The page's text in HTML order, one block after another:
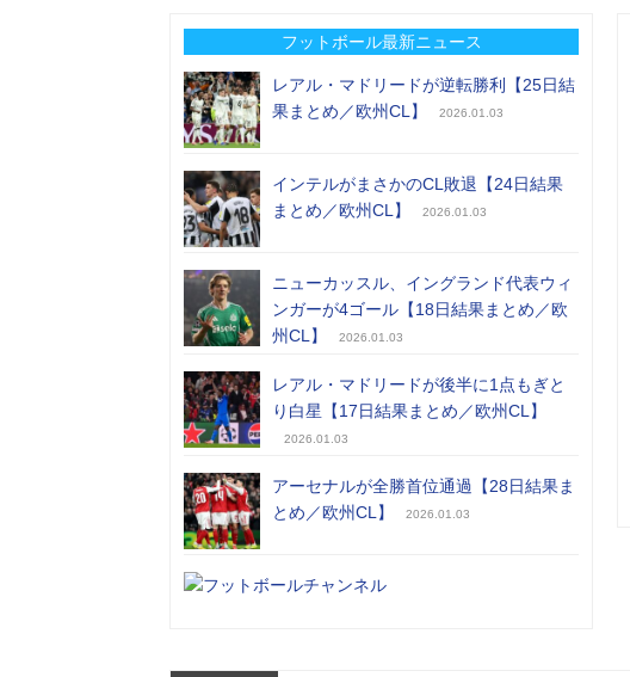
フットボール最新ニュース
レアル・マドリードが逆転勝利【25日結
果まとめ／欧州CL】
2026.01.03
インテルがまさかのCL敗退【24日結果
まとめ／欧州CL】
2026.01.03
ニューカッスル、イングランド代表ウィ
ンガーが4ゴール【18日結果まとめ／欧
州CL】
2026.01.03
レアル・マドリードが後半に1点もぎと
り白星【17日結果まとめ／欧州CL】
2026.01.03
アーセナルが全勝首位通過【28日結果ま
とめ／欧州CL】
2026.01.03